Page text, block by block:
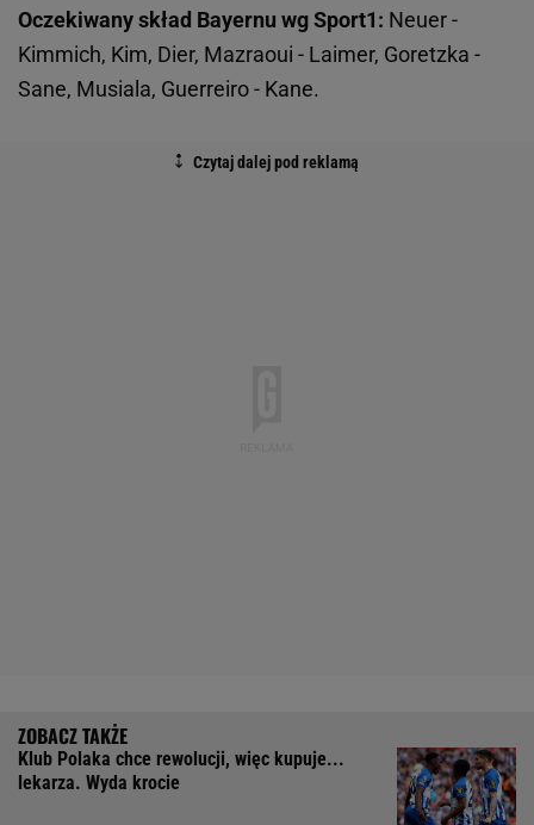
Oczekiwany skład Bayernu wg Sport1: Neuer -
Kimmich, Kim, Dier, Mazraoui - Laimer, Goretzka -
Sane, Musiala, Guerreiro - Kane.
Klub Polaka chce rewolucji, więc kupuje...
lekarza. Wyda krocie